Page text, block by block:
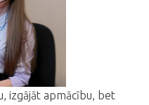
izgājāt apmācību, bet